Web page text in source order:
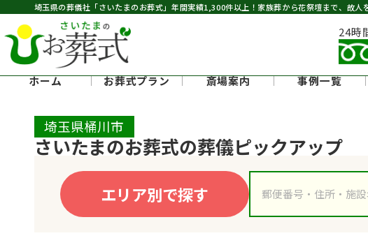
埼玉県の葬儀社「さいたまのお葬式」年間実績1,300件以上 ！家族葬から花祭壇まで、故
24時
ホーム お葬式プラン 斎場案内 事例一覧
埼玉県桶川市
さいたまのお葬式の葬儀ピックアップ
エリア別で探す